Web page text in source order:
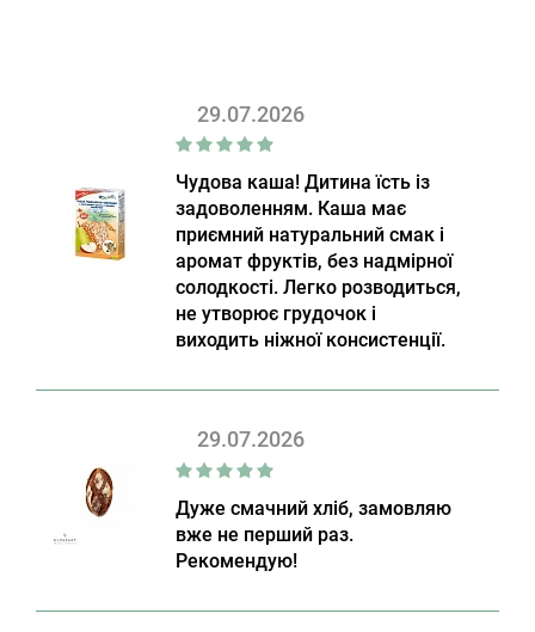
29.07.2026
Чудова каша! Дитина їсть із
задоволенням. Каша має
приємний натуральний смак і
аромат фруктів, без надмірної
солодкості. Легко розводиться,
не утворює грудочок і
виходить ніжної консистенції.
29.07.2026
Дуже смачний хліб, замовляю
вже не перший раз.
Рекомендую!